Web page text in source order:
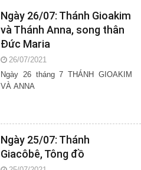
Ngày 26/07: Thánh Gioakim
và Thánh Anna, song thân
Đức Maria
26/07/2021
Ngày 26 tháng 7 THÁNH GIOAKIM
VÀ ANNA
Ngày 25/07: Thánh
Giacôbê, Tông đồ